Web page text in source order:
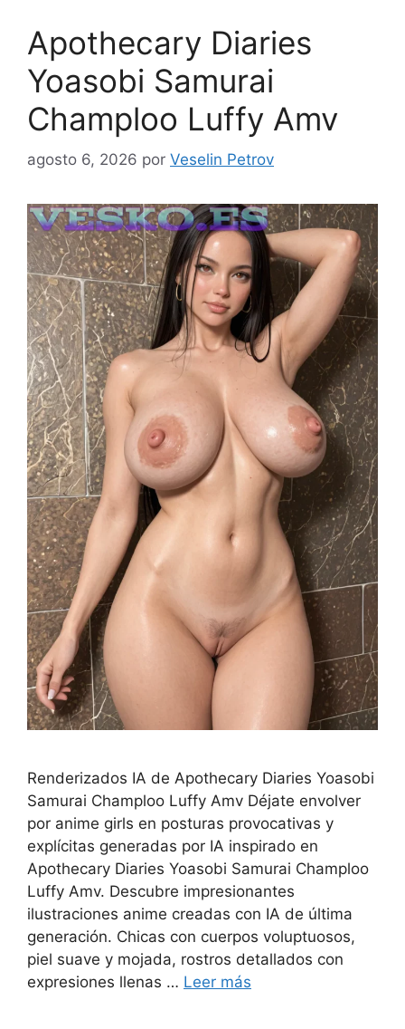
Apothecary Diaries
Yoasobi Samurai
Champloo Luffy Amv
agosto 6, 2026 por Veselin Petrov
Renderizados IA de Apothecary Diaries Yoasobi
Samurai Champloo Luffy Amv Déjate envolver
por anime girls en posturas provocativas y
explícitas generadas por IA inspirado en
Apothecary Diaries Yoasobi Samurai Champloo
Luffy Amv. Descubre impresionantes
ilustraciones anime creadas con IA de última
generación. Chicas con cuerpos voluptuosos,
piel suave y mojada, rostros detallados con
expresiones llenas … Leer más